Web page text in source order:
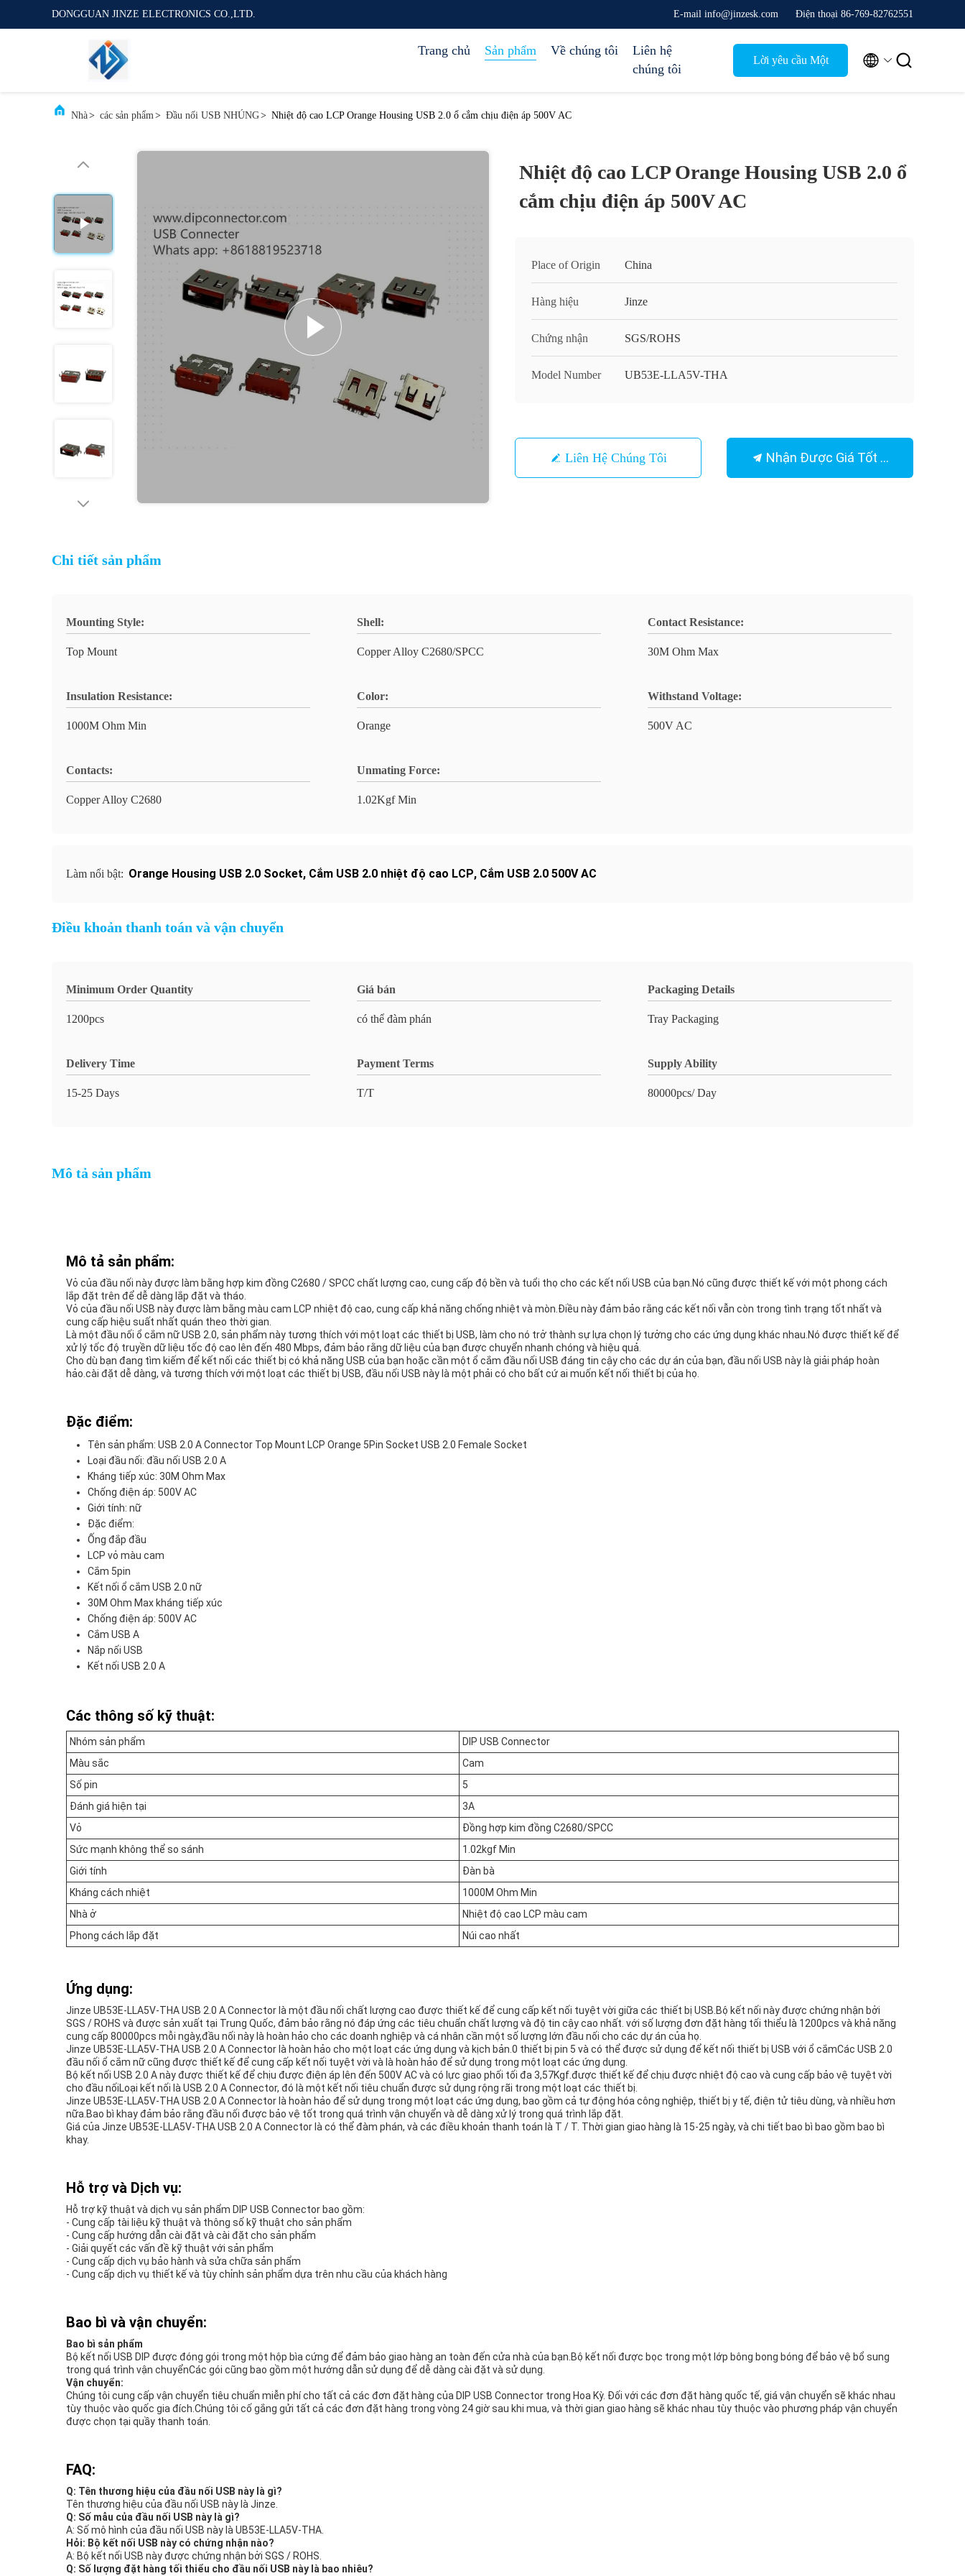
DONGGUAN JINZE ELECTRONICS CO.,LTD. E-mail info@jinzesk.com Điện thoại 86-769-82762551
Trang chủ Sản phẩm Về chúng tôi
Liên hệ
chúng tôi
Lời yêu cầu Một  
Nhà> các sản phẩm> Đầu nối USB NHÚNG> Nhiệt độ cao LCP Orange Housing USB 2.0 ổ cắm chịu điện áp 500V AC
Nhiệt độ cao LCP Orange Housing USB 2.0 ổ
cắm chịu điện áp 500V AC
Place of Origin China
Hàng hiệu Jinze
Chứng nhận SGS/ROHS
Model Number UB53E-LLA5V-THA
Liên Hệ Chúng Tôi Nhận Được Giá Tốt Nhất
Chi tiết sản phẩm
Mounting Style:
Top Mount
Shell:
Copper Alloy C2680/SPCC
Contact Resistance:
30M Ohm Max
Insulation Resistance:
1000M Ohm Min
Color:
Orange
Withstand Voltage:
500V AC
Contacts:
Copper Alloy C2680
Unmating Force:
1.02Kgf Min
Làm nổi bật: Orange Housing USB 2.0 Socket, Cắm USB 2.0 nhiệt độ cao LCP, Cắm USB 2.0 500V AC
Điều khoản thanh toán và vận chuyển
Minimum Order Quantity
1200pcs
Giá bán
có thể đàm phán
Packaging Details
Tray Packaging
Delivery Time
15-25 Days
Payment Terms
T/T
Supply Ability
80000pcs/ Day
Mô tả sản phẩm
Mô tả sản phẩm:
Vỏ của đầu nối này được làm bằng hợp kim đồng C2680 / SPCC chất lượng cao, cung cấp độ bền và tuổi thọ cho các kết nối USB của bạn.Nó cũng được thiết kế với một phong cách
lắp đặt trên để dễ dàng lắp đặt và tháo.
Vỏ của đầu nối USB này được làm bằng màu cam LCP nhiệt độ cao, cung cấp khả năng chống nhiệt và mòn.Điều này đảm bảo rằng các kết nối vẫn còn trong tình trạng tốt nhất và
cung cấp hiệu suất nhất quán theo thời gian.
Là một đầu nối ổ cắm nữ USB 2.0, sản phẩm này tương thích với một loạt các thiết bị USB, làm cho nó trở thành sự lựa chọn lý tưởng cho các ứng dụng khác nhau.Nó được thiết kế để
xử lý tốc độ truyền dữ liệu tốc độ cao lên đến 480 Mbps, đảm bảo rằng dữ liệu của bạn được chuyển nhanh chóng và hiệu quả.
Cho dù bạn đang tìm kiếm để kết nối các thiết bị có khả năng USB của bạn hoặc cần một ổ cắm đầu nối USB đáng tin cậy cho các dự án của bạn, đầu nối USB này là giải pháp hoàn
hảo.cài đặt dễ dàng, và tương thích với một loạt các thiết bị USB, đầu nối USB này là một phải có cho bất cứ ai muốn kết nối thiết bị của họ.
Đặc điểm:
Tên sản phẩm: USB 2.0 A Connector Top Mount LCP Orange 5Pin Socket USB 2.0 Female Socket
Loại đầu nối: đầu nối USB 2.0 A
Kháng tiếp xúc: 30M Ohm Max
Chống điện áp: 500V AC
Giới tính: nữ
Đặc điểm:
Ống đắp đầu
LCP vỏ màu cam
Cắm 5pin
Kết nối ổ cắm USB 2.0 nữ
30M Ohm Max kháng tiếp xúc
Chống điện áp: 500V AC
Cắm USB A
Nắp nối USB
Kết nối USB 2.0 A
Các thông số kỹ thuật:
Nhóm sản phẩm
DIP USB Connector
Màu sắc
Cam
Số pin
5
Đánh giá hiện tại
3A
Vỏ
Đồng hợp kim đồng C2680/SPCC
Sức mạnh không thể so sánh
1.02kgf Min
Giới tính
Đàn bà
Kháng cách nhiệt
1000M Ohm Min
Nhà ở
Nhiệt độ cao LCP màu cam
Phong cách lắp đặt
Núi cao nhất
Ứng dụng:
Jinze UB53E-LLA5V-THA USB 2.0 A Connector là một đầu nối chất lượng cao được thiết kế để cung cấp kết nối tuyệt vời giữa các thiết bị USB.Bộ kết nối này được chứng nhận bởi
SGS / ROHS và được sản xuất tại Trung Quốc, đảm bảo rằng nó đáp ứng các tiêu chuẩn chất lượng và độ tin cậy cao nhất. với số lượng đơn đặt hàng tối thiểu là 1200pcs và khả năng
cung cấp 80000pcs mỗi ngày,đầu nối này là hoàn hảo cho các doanh nghiệp và cá nhân cần một số lượng lớn đầu nối cho các dự án của họ.
Jinze UB53E-LLA5V-THA USB 2.0 A Connector là hoàn hảo cho một loạt các ứng dụng và kịch bản.0 thiết bị pin 5 và có thể được sử dụng để kết nối thiết bị USB với ổ cắmCác USB 2.0
đầu nối ổ cắm nữ cũng được thiết kế để cung cấp kết nối tuyệt vời và là hoàn hảo để sử dụng trong một loạt các ứng dụng.
Bộ kết nối USB 2.0 A này được thiết kế để chịu được điện áp lên đến 500V AC và có lực giao phối tối đa 3,57Kgf.được thiết kế để chịu được nhiệt độ cao và cung cấp bảo vệ tuyệt vời
cho đầu nốiLoại kết nối là USB 2.0 A Connector, đó là một kết nối tiêu chuẩn được sử dụng rộng rãi trong một loạt các thiết bị.
Jinze UB53E-LLA5V-THA USB 2.0 A Connector là hoàn hảo để sử dụng trong một loạt các ứng dụng, bao gồm cả tự động hóa công nghiệp, thiết bị y tế, điện tử tiêu dùng, và nhiều hơn
nữa.Bao bì khay đảm bảo rằng đầu nối được bảo vệ tốt trong quá trình vận chuyển và dễ dàng xử lý trong quá trình lắp đặt.
Giá của Jinze UB53E-LLA5V-THA USB 2.0 A Connector là có thể đàm phán, và các điều khoản thanh toán là T / T. Thời gian giao hàng là 15-25 ngày, và chi tiết bao bì bao gồm bao bì
khay.
Hỗ trợ và Dịch vụ:
Hỗ trợ kỹ thuật và dịch vụ sản phẩm DIP USB Connector bao gồm:
- Cung cấp tài liệu kỹ thuật và thông số kỹ thuật cho sản phẩm
- Cung cấp hướng dẫn cài đặt và cài đặt cho sản phẩm
- Giải quyết các vấn đề kỹ thuật với sản phẩm
- Cung cấp dịch vụ bảo hành và sửa chữa sản phẩm
- Cung cấp dịch vụ thiết kế và tùy chỉnh sản phẩm dựa trên nhu cầu của khách hàng
Bao bì và vận chuyển:
Bao bì sản phẩm
Bộ kết nối USB DIP được đóng gói trong một hộp bìa cứng để đảm bảo giao hàng an toàn đến cửa nhà của bạn.Bộ kết nối được bọc trong một lớp bông bong bóng để bảo vệ bổ sung
trong quá trình vận chuyểnCác gói cũng bao gồm một hướng dẫn sử dụng để dễ dàng cài đặt và sử dụng.
Vận chuyển:
Chúng tôi cung cấp vận chuyển tiêu chuẩn miễn phí cho tất cả các đơn đặt hàng của DIP USB Connector trong Hoa Kỳ. Đối với các đơn đặt hàng quốc tế, giá vận chuyển sẽ khác nhau
tùy thuộc vào quốc gia đích.Chúng tôi cố gắng gửi tất cả các đơn đặt hàng trong vòng 24 giờ sau khi mua, và thời gian giao hàng sẽ khác nhau tùy thuộc vào phương pháp vận chuyển
được chọn tại quầy thanh toán.
FAQ:
Q: Tên thương hiệu của đầu nối USB này là gì?
Tên thương hiệu của đầu nối USB này là Jinze.
Q: Số mẫu của đầu nối USB này là gì?
A: Số mô hình của đầu nối USB này là UB53E-LLA5V-THA.
Hỏi: Bộ kết nối USB này có chứng nhận nào?
A: Bộ kết nối USB này được chứng nhận bởi SGS / ROHS.
Q: Số lượng đặt hàng tối thiểu cho đầu nối USB này là bao nhiêu?